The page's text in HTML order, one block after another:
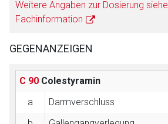
Weitere Angaben zur Dosierung siehe
Fachinformation
GEGENANZEIGEN
C 90 Colestyramin
a
Darmverschluss